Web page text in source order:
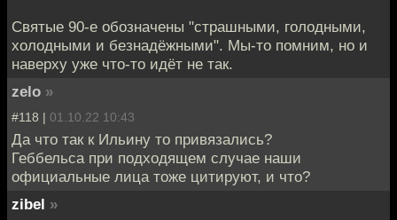
Святые 90-е обозначены "страшными, голодными,
холодными и безнадёжными". Мы-то помним, но и
наверху уже что-то идёт не так.
zelo »
#118 | 01.10.22 10:43
Да что так к Ильину то привязались?
Геббельса при подходящем случае наши
официальные лица тоже цитируют, и что?
zibel »